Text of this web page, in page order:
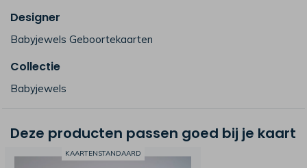
Designer
Babyjewels Geboortekaarten
Collectie
Babyjewels
Deze producten passen goed bij je kaart
KAARTENSTANDAARD